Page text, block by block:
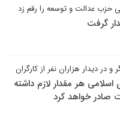
حزب عدالت و توسعه را رقم زد
گرفت
و در دیدار هزاران نفر از کارگران
هر مقدار لازم داشته
صادر خواهد کرد